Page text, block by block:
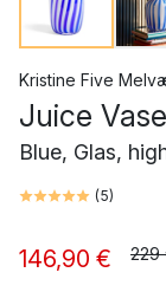
Kristine Five
Juice Vase
Blue, Glas,
(5)
146,90 € 229